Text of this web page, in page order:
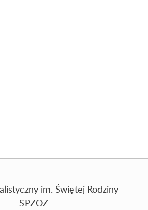
im. Świętej Rodziny
SPZOZ